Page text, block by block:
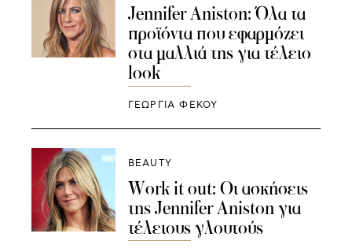
Jennifer Aniston: Όλα τα
προϊόντα που εφαρμόζει
στα μαλλιά της για τέλειο
look
ΓΕΩΡΓΙΑ ΦΕΚΟΥ
BEAUTY
Work it out: Oι ασκήσεις
της Jennifer Aniston για
τέλειους γλουτούς